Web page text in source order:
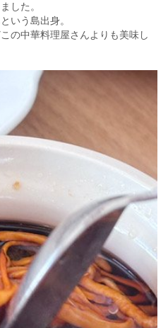
した。
いう島出身。
の中華料理屋さんよりも美味し